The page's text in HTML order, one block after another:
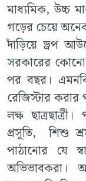
মাধ্যমিক, উচ্চ
গড়ের চেয়ে
দাঁড়িয়ে ড্রপ
সরকারের কোনো
পর বছর।
রেজিস্টার করার
লক্ষ
প্রসূতি, শিশু
পাঠানোর যে
অভিভাবকরা।